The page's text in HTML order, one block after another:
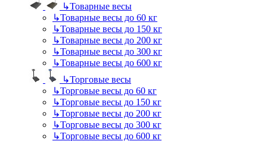
↳Товарные весы
↳Товарные весы до 60 кг
↳Товарные весы до 150 кг
↳Товарные весы до 200 кг
↳Товарные весы до 300 кг
↳Товарные весы до 600 кг
↳Торговые весы
↳Торговые весы до 60 кг
↳Торговые весы до 150 кг
↳Торговые весы до 200 кг
↳Торговые весы до 300 кг
↳Торговые весы до 600 кг